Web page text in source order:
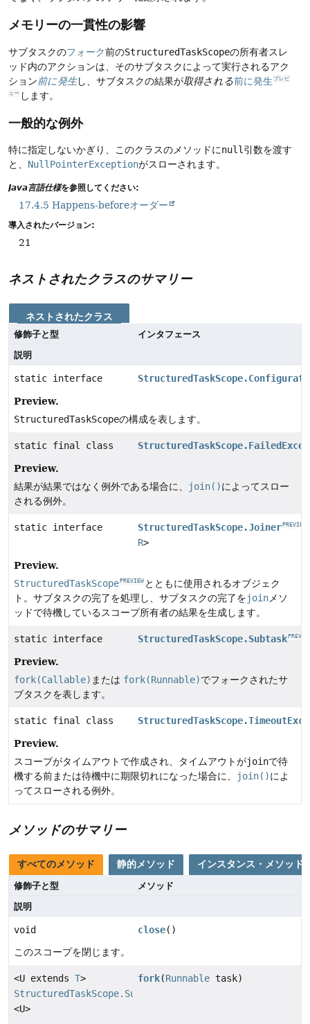
メモリーの一貫性の影響
サブタスクのフォーク前のStructuredTaskScopeの所有者スレ
ッド内のアクションは、そのサブタスクによって実行されるアク
ション前に発生し、サブタスクの結果が取得される前に発生 プレビ
ュー します。
一般的な例外
特に指定しないかぎり、このクラスのメソッドにnull引数を渡す
と、 NullPointerExceptionがスローされます。
Java言語仕様を参照してください:
17.4.5 Happens-beforeオーダー
導入されたバージョン:
21
ネストされたクラスのサマリー
ネストされたクラス
修飾子と型
インタフェース
説明
static interface
Preview.
StructuredTaskScopeの構成を表します。
static final class
Preview.
結果が結果ではなく例外である場合に、 join()によってスロー
される例外。
static interface StructuredTaskScope.Joiner PREVIEW
R>
Preview.
StructuredTaskScope PREVIEW とともに使用されるオブジェク
ト。サブタスクの完了を処理し、サブタスクの完了をjoin メソ
ッドで待機しているスコープ所有者の結果を生成します。
static interface StructuredTaskScope.Subtask
Preview.
fork(Callable) または fork(Runnable)でフォークされたサ
ブタスクを表します。
static final class
Preview.
スコープがタイムアウトで作成され、タイムアウトがjoinで待
機する前または待機中に期限切れになった場合に、
join()によ
ってスローされる例外。
メソッドのサマリー
すべてのメソッド 静的メソッド インスタンス・メソッド
修飾子と型
メソッド
説明
void close()
このスコープを閉じます。
<U extends T>
StructuredTaskScope.Subtask
<U>
fork(Runnable task)